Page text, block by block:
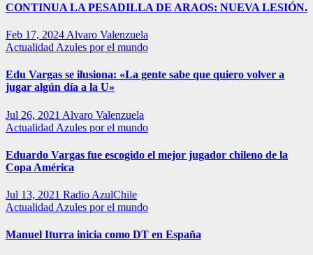
CONTINUA LA PESADILLA DE ARAOS: NUEVA LESIÓN.
Feb 17, 2024 Alvaro Valenzuela
Actualidad Azules por el mundo
Edu Vargas se ilusiona: «La gente sabe que quiero volver a
jugar algún día a la U»
Jul 26, 2021 Alvaro Valenzuela
Actualidad Azules por el mundo
Eduardo Vargas fue escogido el mejor jugador chileno de la
Copa América
Jul 13, 2021 Radio AzulChile
Actualidad Azules por el mundo
Manuel Iturra inicia como DT en España